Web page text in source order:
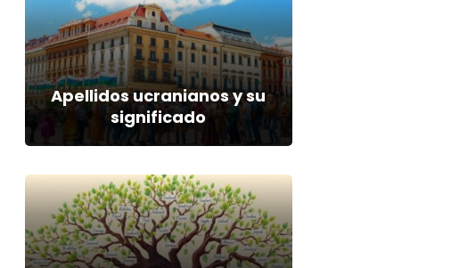
Apellidos ucranianos y su
significado